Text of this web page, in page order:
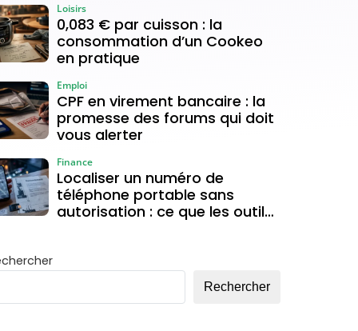
0,083 € par cuisson : la
consommation d’un Cookeo
en pratique
Loisirs
CPF en virement bancaire : la
promesse des forums qui doit
vous alerter
Emploi
Localiser un numéro de
téléphone portable sans
autorisation : ce que les outils
Finance
Rechercher